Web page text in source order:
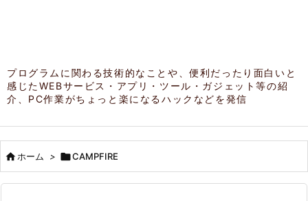
プログラムに関わる技術的なことや、便利だったり面白いと
感じたWEBサービス・アプリ・ツール・ガジェット等の紹
介、PC作業がちょっと楽になるハックなどを発信
ホーム > CAMPFIRE